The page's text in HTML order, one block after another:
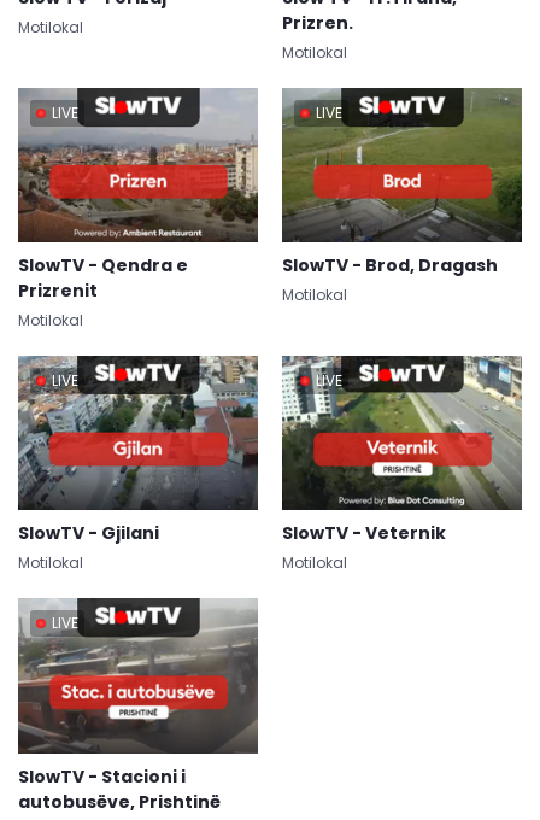
Motilokal
Prizren.
Motilokal
LIVE
SlowTV - Qendra e
Prizrenit
Motilokal
LIVE
SlowTV - Brod, Dragash
Motilokal
LIVE
SlowTV - Gjilani
Motilokal
LIVE
SlowTV - Veternik
Motilokal
LIVE
SlowTV - Stacioni i
autobusëve, Prishtinë